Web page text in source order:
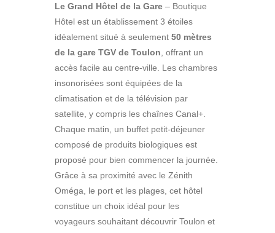
Le Grand Hôtel de la Gare – Boutique
Hôtel est un établissement 3 étoiles
idéalement situé à seulement 50 mètres
de la gare TGV de Toulon , offrant un
accès facile au centre-ville.
Les chambres
insonorisées sont équipées de la
climatisation et de la télévision par
satellite, y compris les chaînes Canal+.
Chaque matin, un buffet petit-déjeuner
composé de produits biologiques est
proposé pour bien commencer la journée.
Grâce à sa proximité avec le Zénith
Oméga, le port et les plages, cet hôtel
constitue un choix idéal pour les
voyageurs souhaitant découvrir Toulon et